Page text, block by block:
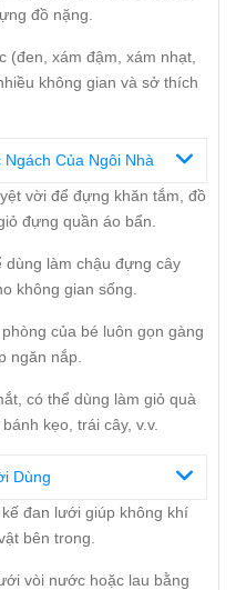
đồ nặng.
(đen, xám đậm, xám nhạt,
không gian và sở thích
Của Ngôi Nhà
vời để đựng khăn tắm, đồ
đựng quần áo bẩn.
dùng làm chậu đựng cây
không gian sống.
của bé luôn gọn gàng
ngăn nắp.
có thể dùng làm giỏ quà
kẹo, trái cây, v.v.
Dùng
đan lưới giúp không khí
bên trong.
vòi nước hoặc lau bằng